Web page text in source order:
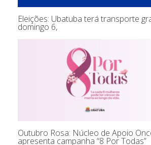
Eleições: Ubatuba terá transporte
domingo 6,
Outubro Rosa: Núcleo de Apoio
apresenta campanha “8 Por Todas”